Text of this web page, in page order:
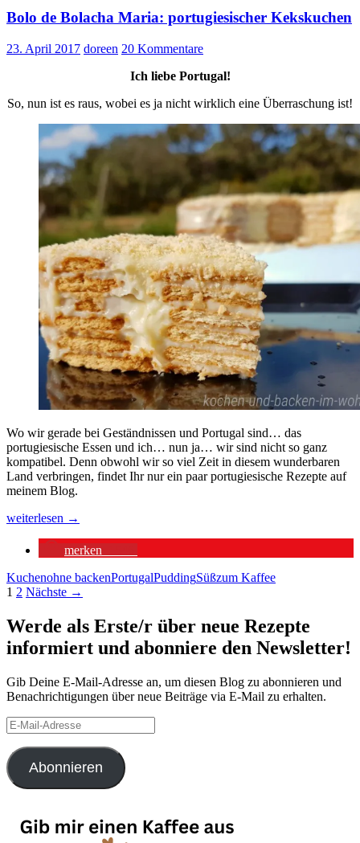
Bolo de Bolacha Maria: portugiesischer Kekskuchen
23. April 2017 doreen 20 Kommentare
Ich liebe Portugal!
So, nun ist es raus, wobei es ja nicht wirklich eine Überraschung ist!
Wo wir gerade bei Geständnissen und Portugal sind… das
portugiesische Essen und ich… nun ja… wir sind nicht so ganz
kompatibel. Denn obwohl wir so viel Zeit in diesem wunderbaren
Land verbringen, findet Ihr nur ein paar portugiesische Rezepte auf
meinem Blog.
Bolo
Bolacha
portugiesischer
Kekskuchen
weiterlesen →
merken
Kuchenohne backenPortugalPuddingSüßzum Kaffee
Beitragsnavigation
1 2 Nächste →
Werde als Erste/r über neue Rezepte
informiert und abonniere den Newsletter!
Gib Deine E-Mail-Adresse an, um diesen Blog zu abonnieren und
Benachrichtigungen über neue Beiträge via E-Mail zu erhalten.
E-
Mail-
Adresse
Abonnieren